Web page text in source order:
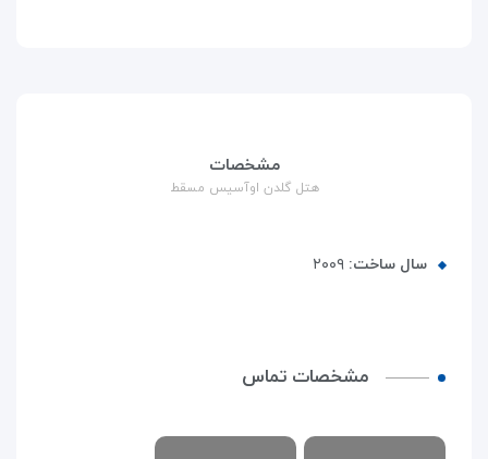
مشخصات
هتل گلدن اوآسیس مسقط
سال ساخت: ۲۰۰۹
مشخصات تماس